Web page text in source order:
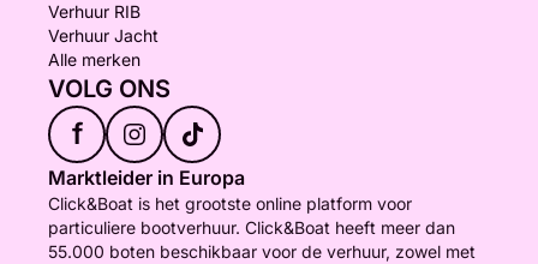
Verhuur RIB
Verhuur Jacht
Alle merken
VOLG ONS
f
Marktleider in Europa
Click&Boat is het grootste online platform voor
particuliere bootverhuur. Click&Boat heeft meer dan
55.000 boten beschikbaar voor de verhuur, zowel met